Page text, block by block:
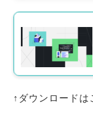
↑ダウンロードは